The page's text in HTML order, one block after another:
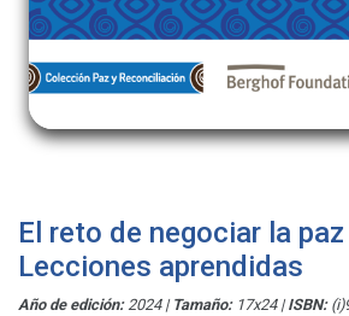
El reto de negociar la
Lecciones aprendidas
Año de edición: 2024 | Tamaño: 17x24 |ISBN: